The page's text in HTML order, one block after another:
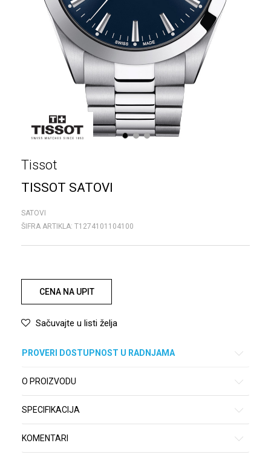
1 2 3
Tissot
TISSOT SATOVI
SATOVI
ŠIFRA ARTIKLA: T1274101104100
CENA NA UPIT
Sačuvajte u listi želja
PROVERI DOSTUPNOST U RADNJAMA
O PROIZVODU
SPECIFIKACIJA
KOMENTARI